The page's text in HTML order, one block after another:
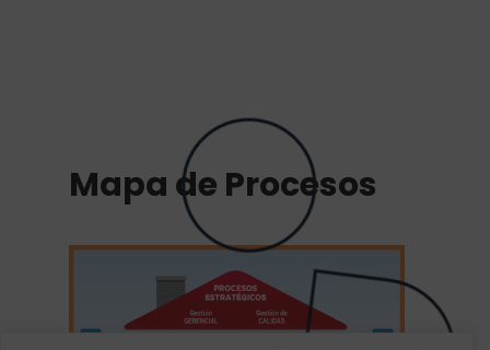
Mapa de Procesos